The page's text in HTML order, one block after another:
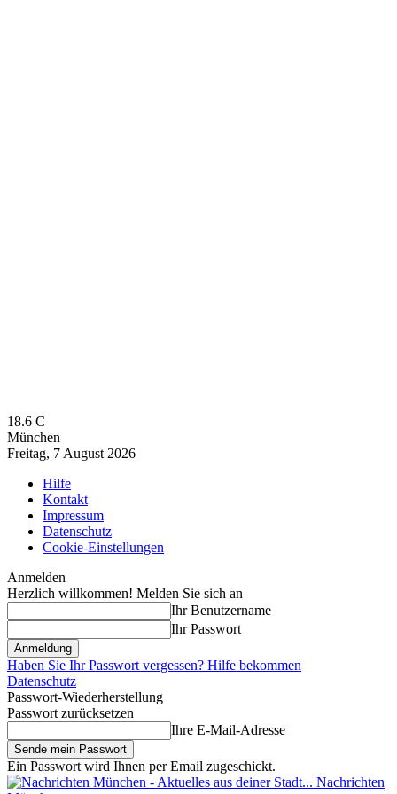
18.6 C
München
Freitag, 7 August 2026
Hilfe
Kontakt
Impressum
Datenschutz
Cookie-Einstellungen
Anmelden
Herzlich willkommen! Melden Sie sich an
Ihr Benutzername
Ihr Passwort
Haben Sie Ihr Passwort vergessen? Hilfe bekommen
Datenschutz
Passwort-Wiederherstellung
Passwort zurücksetzen
Ihre E-Mail-Adresse
Ein Passwort wird Ihnen per Email zugeschickt.
Nachrichten